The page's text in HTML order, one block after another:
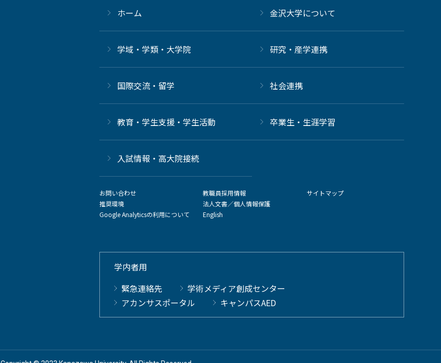
ホーム 金沢大学について
学域・学類・大学院 研究・産学連携
国際交流・留学 社会連携
教育・学生支援・学生活動 卒業生・生涯学習
⼊試情報・高大院接続
お問い合わせ
推奨環境
Google Analyticsの利用について
教職員採用情報
法人文書／個人情報保護
English
サイトマップ
学内者用
緊急連絡先
学術メディア創成センター
アカンサスポータル
キャンパスAED